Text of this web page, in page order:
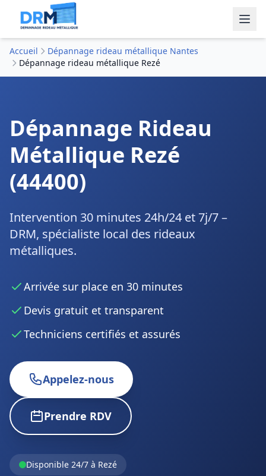
Accueil
Dépannage rideau métallique Nantes
Dépannage rideau métallique Rezé
Dépannage Rideau
Métallique Rezé
(44400)
Intervention 30 minutes 24h/24 et 7j/7 –
DRM, spécialiste local des rideaux
métalliques.
Arrivée sur place en 30 minutes
Devis gratuit et transparent
Techniciens certifiés et assurés
Appelez-nous
Prendre RDV
Disponible 24/7 à Rezé